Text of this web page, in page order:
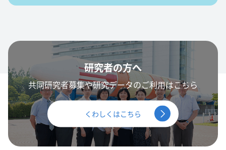
研究者の方へ
共同研究者募集や研究データのご利用はこちら
くわしくはこちら